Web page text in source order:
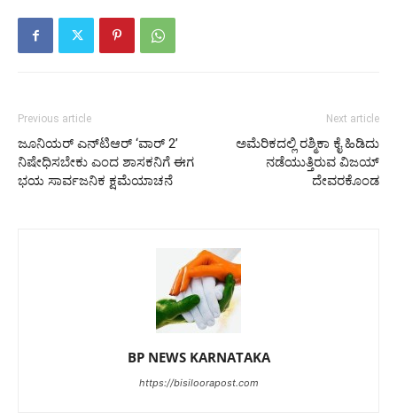
Previous article
ಜೂನಿಯರ್ ಎನ್‌ಟಿಆರ್ ‘ವಾರ್ 2’
ನಿಷೇಧಿಸಬೇಕು ಎಂದ ಶಾಸಕನಿಗೆ ಈಗ
ಭಯ ಸಾರ್ವಜನಿಕ ಕ್ಷಮೆಯಾಚನೆ
Next article
ಅಮೆರಿಕದಲ್ಲಿ ರಶ್ಮಿಕಾ ಕೈ ಹಿಡಿದು
ನಡೆಯುತ್ತಿರುವ ವಿಜಯ್
ದೇವರಕೊಂಡ
BP NEWS KARNATAKA
https://bisiloorapost.com